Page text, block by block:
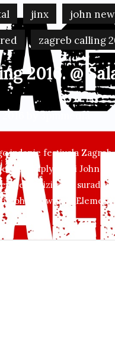
jinx john
zagreb calling
2016. @
by 3pmmedia
izdanje festivala Zagreb
Simply Red i John
je realiziran u suradnji
John Newman,